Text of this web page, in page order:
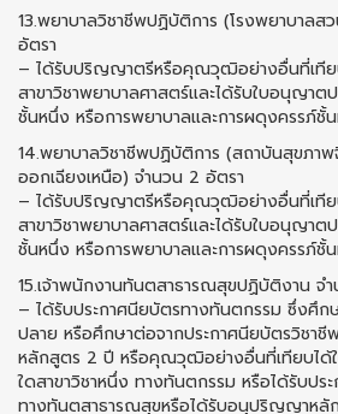
13.พยาบาลวิชาชีพปฏิบัติการ (โรงพยาบาลส
อัตรา
– ได้รับปริญญาตรีหรือคุณวุฒิอย่างอื่นที่เทีย
สาขาวิชาพยาบาลศาสตร์และได้รับใบอนุญาต
ชั้นหนึ่ง หรือการพยาบาลและการผดุงครรภ์ชั้
14.พยาบาลวิชาชีพปฏิบัติการ (สถาบันสุขภาพ
ออกเฉียงเหนือ) จำนวน 2 อัตรา
– ได้รับปริญญาตรีหรือคุณวุฒิอย่างอื่นที่เทีย
สาขาวิชาพยาบาลศาสตร์และได้รับใบอนุญาต
ชั้นหนึ่ง หรือการพยาบาลและการผดุงครรภ์ชั้
15.เจ้าพนักงานทันตสาธารณสุขปฏิบัติงาน จ
– ได้รับประกาศนียบัตรทางทันตกรรม ซึ่งศึ
ปลาย หรือศึกษาต่อจากประกาศนียบัตรวิชา
หลักสูตร 2 ปี หรือคุณวุฒิอย่างอื่นที่เทียบได้ใ
ใดสาขาวิชาหนึ่ง ทางทันตกรรม หรือได้รับป
ทางทันตสาธารณสุขหรือได้รับอนุปริญญาห